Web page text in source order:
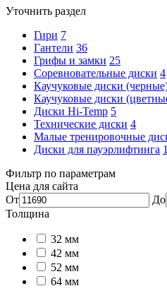
Уточнить раздел
Гири 7
Гантели 36
Грифы и замки 25
Соревновательные диски 4
Каучуковые диски
Каучуковые диски
Диски Hi-Temp 5
Технические диски 4
Малые тренировочные
Диски для пауэрлифтинга
Фильтр по параметрам
Цена для сайта
От
До
Толщина
32 мм
42 мм
52 мм
64 мм